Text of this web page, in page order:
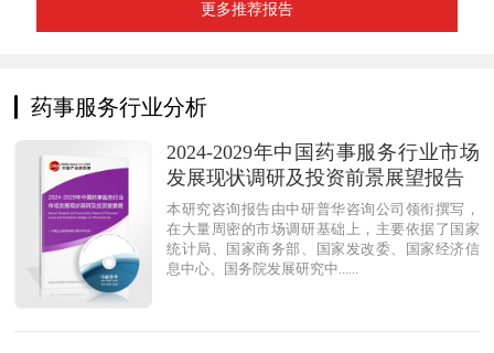
更多推荐报告
药事服务行业分析
2024-2029年中国药事服务行业市场
发展现状调研及投资前景展望报告
本研究咨询报告由中研普华咨询公司领衔撰写，
在大量周密的市场调研基础上，主要依据了国家
统计局、国家商务部、国家发改委、国家经济信
息中心、国务院发展研究中......